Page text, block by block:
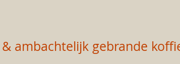
ambachtelijk gebrande